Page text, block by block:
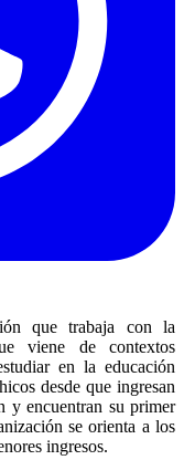
que trabaja con la
viene de contextos
en la educación
desde que ingresan
y encuentran su primer
se orienta a los
ingresos.